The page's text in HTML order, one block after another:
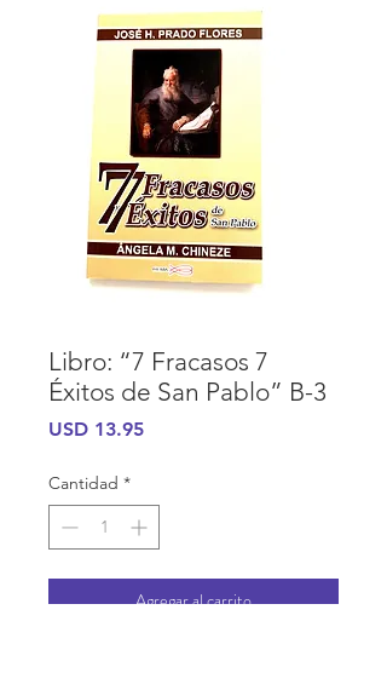
Libro: “7 Fracasos 7
Éxitos de San Pablo” B-3
USD 13.95Precio
Cantidad *
Agregar al carrito